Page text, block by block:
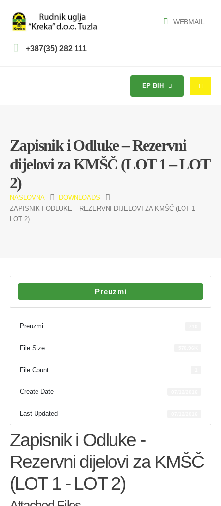
WEBMAIL
+387(35) 282 111
EP BIH
Zapisnik i Odluke – Rezervni
dijelovi za KMŠČ (LOT 1 – LOT
2)
NASLOVNA
DOWNLOADS
ZAPISNIK I ODLUKE – REZERVNI DIJELOVI ZA KMŠČ (LOT 1 –
LOT 2)
Preuzmi
Preuzmi
File Size
File Count
Create Date
Last Updated
Zapisnik i Odluke -
Rezervni dijelovi za KMŠČ
(LOT 1 - LOT 2)